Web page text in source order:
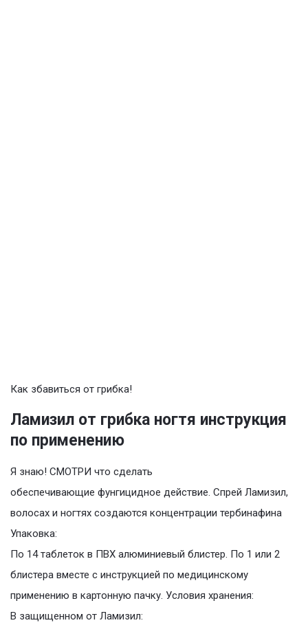
Как збавиться от грибка!
Ламизил от грибка ногтя инструкция
по применению
Я знаю! СМОТРИ что сделать
обеспечивающие фунгицидное действие. Спрей Ламизил,
волосах и ногтях создаются концентрации тербинафина
Упаковка:
По 14 таблеток в ПВХ алюминиевый блистер. По 1 или 2
блистера вместе с инструкцией по медицинскому
применению в картонную пачку. Условия хранения:
В защищенном от Ламизил: